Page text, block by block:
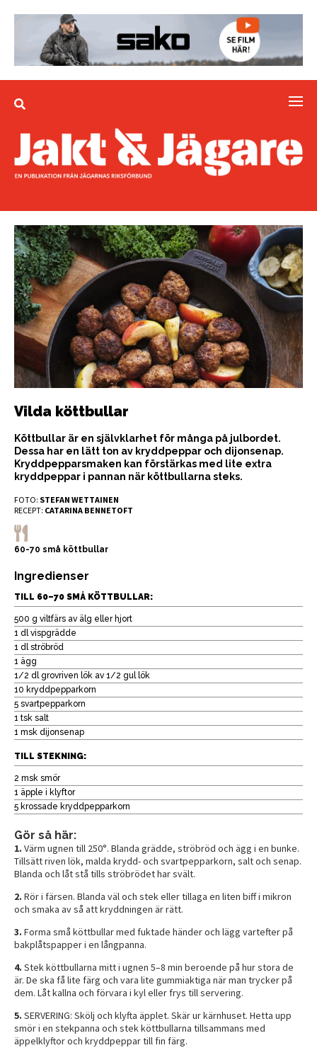
Vilda köttbullar
Köttbullar är en självklarhet för många på julbordet.
Dessa har en lätt ton av kryddpeppar och dijonsenap.
Kryddpepparsmaken kan förstärkas med lite extra
kryddpeppar i pannan när köttbullarna steks.
FOTO: STEFAN WETTAINEN
RECEPT: CATARINA BENNETOFT
60-70 små köttbullar
Ingredienser
TILL 60–70 SMÅ KÖTTBULLAR:
500 g viltfärs av älg eller hjort
1 dl vispgrädde
1 dl ströbröd
1 ägg
1/2 dl grovriven lök av 1/2 gul lök
10 kryddpepparkorn
5 svartpepparkorn
1 tsk salt
1 msk dijonsenap
TILL STEKNING:
2 msk smör
1 äpple i klyftor
5 krossade kryddpepparkorn
Gör så här:
1. Värm ugnen till 250°. Blanda grädde, ströbröd och ägg i en bunke.
Tillsätt riven lök, malda krydd- och svartpepparkorn, salt och senap.
Blanda och låt stå tills ströbrödet har svält.
2. Rör i färsen. Blanda väl och stek eller tillaga en liten biff i mikron
och smaka av så att kryddningen är rätt.
3. Forma små köttbullar med fuktade händer och lägg vartefter på
bakplåtspapper i en långpanna.
4. Stek köttbullarna mitt i ugnen 5–8 min beroende på hur stora de
är. De ska få lite färg och vara lite gummiaktiga när man trycker på
dem. Låt kallna och förvara i kyl eller frys till servering.
5. SERVERING: Skölj och klyfta äpplet. Skär ur kärnhuset. Hetta upp
smör i en stekpanna och stek köttbullarna tillsammans med
äppelklyftor och kryddpeppar till fin färg.